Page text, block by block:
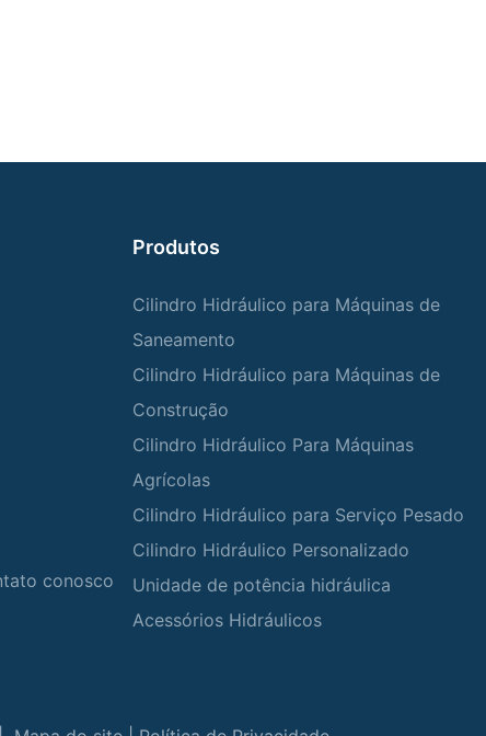
conosco
Produtos
Cilindro Hidráulico para Máquinas de
Saneamento
Cilindro Hidráulico para Máquinas de
Construção
Cilindro Hidráulico Para Máquinas
Agrícolas
Cilindro Hidráulico para Serviço Pesado
Cilindro Hidráulico Personalizado
Unidade de potência hidráulica
Acessórios Hidráulicos